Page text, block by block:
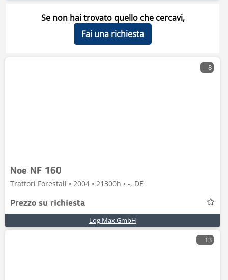
Se non hai trovato quello che cercavi,
Fai una richiesta
8
Noe NF 160
Trattori Forestali • 2004 • 21300h • -, DE
Prezzo su richiesta
Log Max GmbH
13